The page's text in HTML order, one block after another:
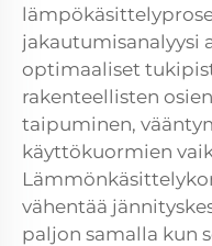
jakautumisanalyysi
optimaaliset
rakenteellisten
taipuminen,
käyttökuormien
vähentää
paljon samalla kun